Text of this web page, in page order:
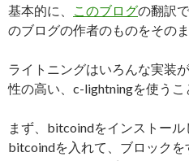
基本的に、 このブログの翻訳
のブログの作者のものをその
ライトニングはいろんな実装
性の高い、c-lightningを使うこ
まず、bitcoindをインストール
bitcoindを入れて、ブロック